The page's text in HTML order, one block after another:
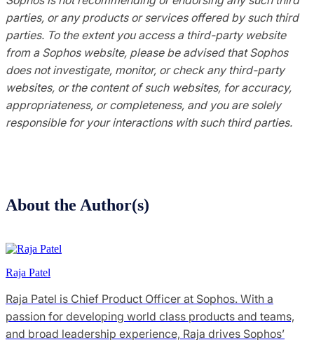
parties, or any products or services offered by such third
parties. To the extent you access a third-party website
from a Sophos website, please be advised that Sophos
does not investigate, monitor, or check any third-party
websites, or the content of such websites, for accuracy,
appropriateness, or completeness, and you are solely
responsible for your interactions with such third parties.
About the Author(s)
Raja Patel
Raja Patel is Chief Product Officer at Sophos. With a
passion for developing world class products and teams,
and broad leadership experience, Raja drives Sophos’